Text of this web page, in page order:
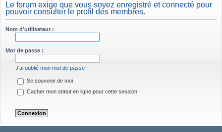
Le forum exige que vous soyez enregistré et connecté pour
pouvoir consulter le profil des membres.
Nom d’utilisateur :
Mot de passe :
J’ai oublié mon mot de passe
Se souvenir de moi
Cacher mon statut en ligne pour cette session